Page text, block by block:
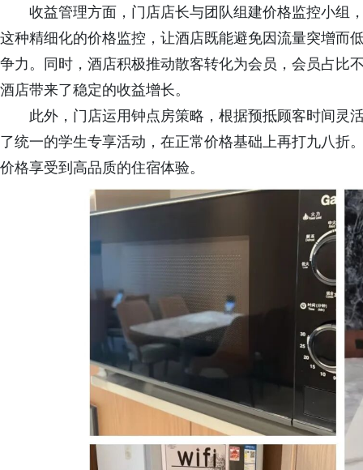
收益管理方面，门店店长与团队组建价格监控小组
这种精细化的价格监控，让酒店既能避免因流量突增而
争力。同时，酒店积极推动散客转化为会员，会员占比
酒店带来了稳定的收益增长。
此外，门店运用钟点房策略，根据预抵顾客时间灵
了统一的学生专享活动，在正常价格基础上再打九八折
价格享受到高品质的住宿体验。